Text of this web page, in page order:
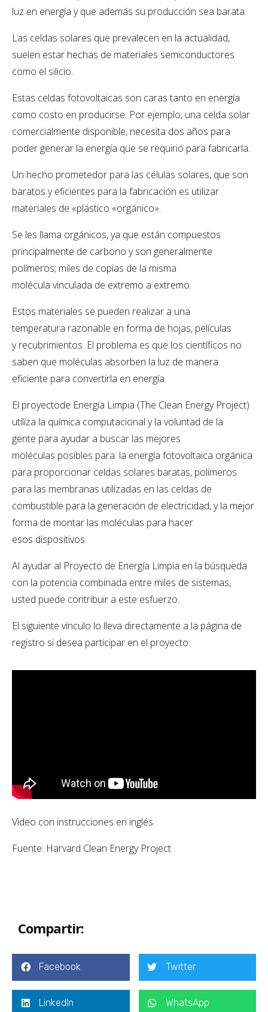
luz en energía y que además su producción sea barata.
Las celdas solares que prevalecen en la actualidad,
suelen estar hechas de materiales semiconductores
como el silicio.
Estas celdas fotovoltaicas son caras tanto en energía
como costo en producirse. Por ejemplo, una celda solar
comercialmente disponible, necesita dos años para
poder generar la energía que se requirió para fabricarla.
Un hecho prometedor para las células solares, que son
baratos y eficientes para la fabricación es utilizar
materiales de «plástico «orgánico».
Se les llama orgánicos, ya que están compuestos
principalmente de carbono y son generalmente
polímeros; miles de copias de la misma
molécula vinculada de extremo a extremo.
Estos materiales se pueden realizar a una
temperatura razonable en forma de hojas, películas
y recubrimientos. El problema es que los científicos no
saben que moléculas absorben la luz de manera
eficiente para convertirla en energía.
El proyectode Energía Limpia (The Clean Energy Project)
utiliza la química computacional y la voluntad de la
gente para ayudar a buscar las mejores
moléculas posibles para: la energía fotovoltaica orgánica
para proporcionar celdas solares baratas, polímeros
para las membranas utilizadas en las celdas de
combustible para la generación de electricidad, y la mejor
forma de montar las moléculas para hacer
esos dispositivos.
Al ayudar al Proyecto de Energía Limpia en la búsqueda
con la potencia combinada entre miles de sistemas,
usted puede contribuir a este esfuerzo.
El siguiente vínculo lo lleva directamente a la página de
registro si desea participar en el proyecto:
Video con instrucciones en inglés.
Fuente: Harvard Clean Energy Project
Compartir:
Facebook Twitter
LinkedIn WhatsApp